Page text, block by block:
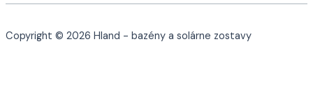
Copyright © 2026 Hland - bazény a solárne zostavy